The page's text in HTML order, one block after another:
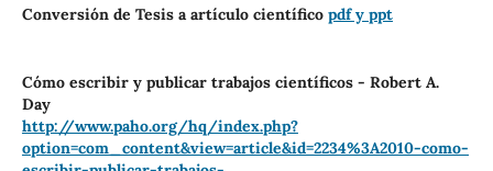
Conversión de Tesis a artículo científico pdf y ppt
Cómo escribir y publicar trabajos científicos - Robert A.
Day
http://www.paho.org/hq/index.php?
option=com_content&view=article&id=2234%3A2010-como-